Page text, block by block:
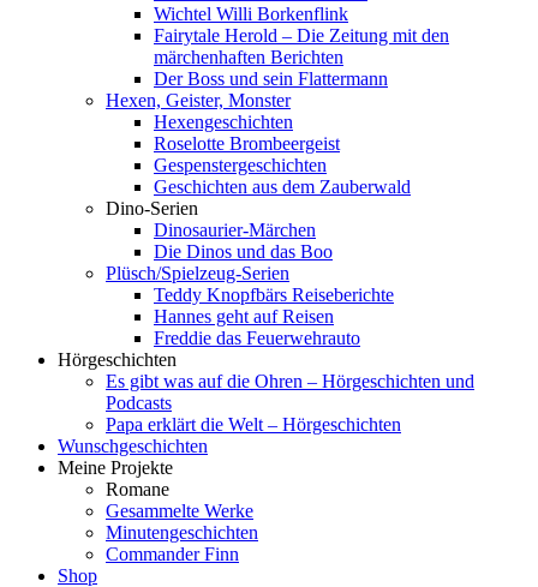
Wichtel Willi Borkenflink
Fairytale Herold – Die Zeitung mit den
märchenhaften Berichten
Der Boss und sein Flattermann
Hexen, Geister, Monster
Hexengeschichten
Roselotte Brombeergeist
Gespenstergeschichten
Geschichten aus dem Zauberwald
Dino-Serien
Dinosaurier-Märchen
Die Dinos und das Boo
Plüsch/Spielzeug-Serien
Teddy Knopfbärs Reiseberichte
Hannes geht auf Reisen
Freddie das Feuerwehrauto
Hörgeschichten
Es gibt was auf die Ohren – Hörgeschichten und
Podcasts
Papa erklärt die Welt – Hörgeschichten
Wunschgeschichten
Meine Projekte
Romane
Gesammelte Werke
Minutengeschichten
Commander Finn
Shop